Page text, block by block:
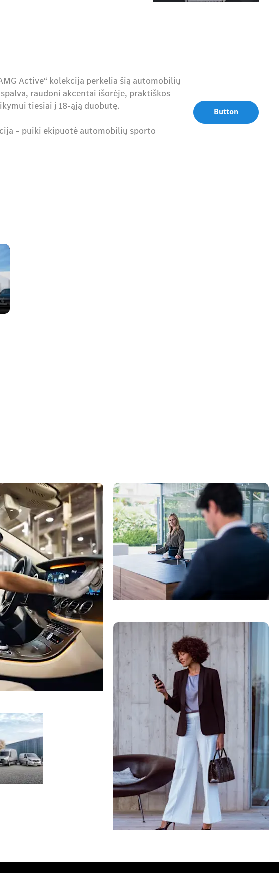
Active“ kolekcija perkelia šią automobilių
raudoni akcentai išorėje, praktiškos
tiesiai į 18-ąją duobutę.
– puiki ekipuotė automobilių sporto
Button